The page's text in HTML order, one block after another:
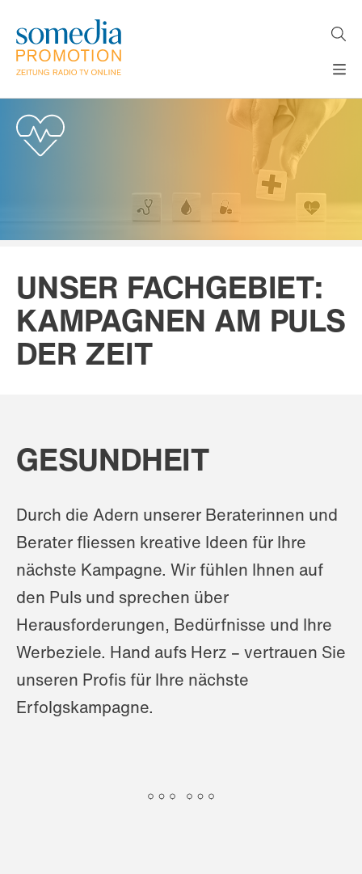
zum
Inhalt
H
G
MEDIEN
WERBEFORMATE
LÖSUNGEN
AKTUELLES
ÜBER
UNS
UNSER FACHGEBIET:
KAMPAGNEN AM PULS
DER ZEIT
GESUNDHEIT
Durch die Adern unserer Beraterinnen und
Berater fliessen kreative Ideen für Ihre
nächste Kampagne. Wir fühlen Ihnen auf
den Puls und sprechen über
Herausforderungen, Bedürfnisse und Ihre
Werbeziele. Hand aufs Herz – vertrauen Sie
unseren Profis für Ihre nächste
Erfolgskampagne.